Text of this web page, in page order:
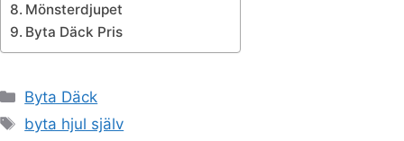
Mönsterdjupet
Byta Däck Pris
Kategorier
Byta Däck
Etiketter
byta hjul själv